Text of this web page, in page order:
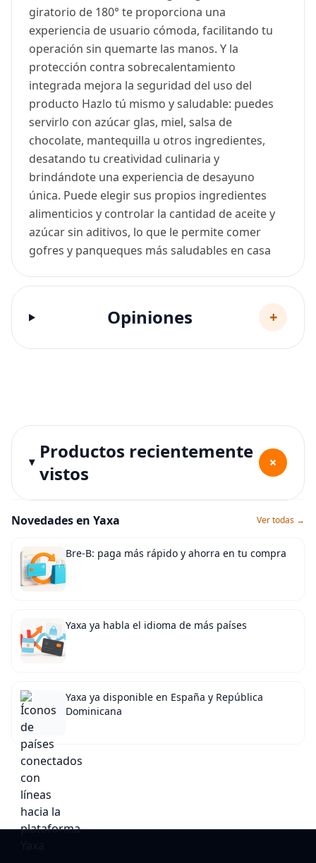
giratorio de 180° te proporciona una
experiencia de usuario cómoda, facilitando tu
operación sin quemarte las manos. Y la
protección contra sobrecalentamiento
integrada mejora la seguridad del uso del
producto Hazlo tú mismo y saludable: puedes
servirlo con azúcar glas, miel, salsa de
chocolate, mantequilla u otros ingredientes,
desatando tu creatividad culinaria y
brindándote una experiencia de desayuno
única. Puede elegir sus propios ingredientes
alimenticios y controlar la cantidad de aceite y
azúcar sin aditivos, lo que le permite comer
gofres y panqueques más saludables en casa
Opiniones +
Productos recientemente
vistos
+
Novedades en Yaxa Ver todas →
Bre-B: paga más rápido y ahorra en tu compra
Yaxa ya habla el idioma de más países
Yaxa ya disponible en España y República
Dominicana